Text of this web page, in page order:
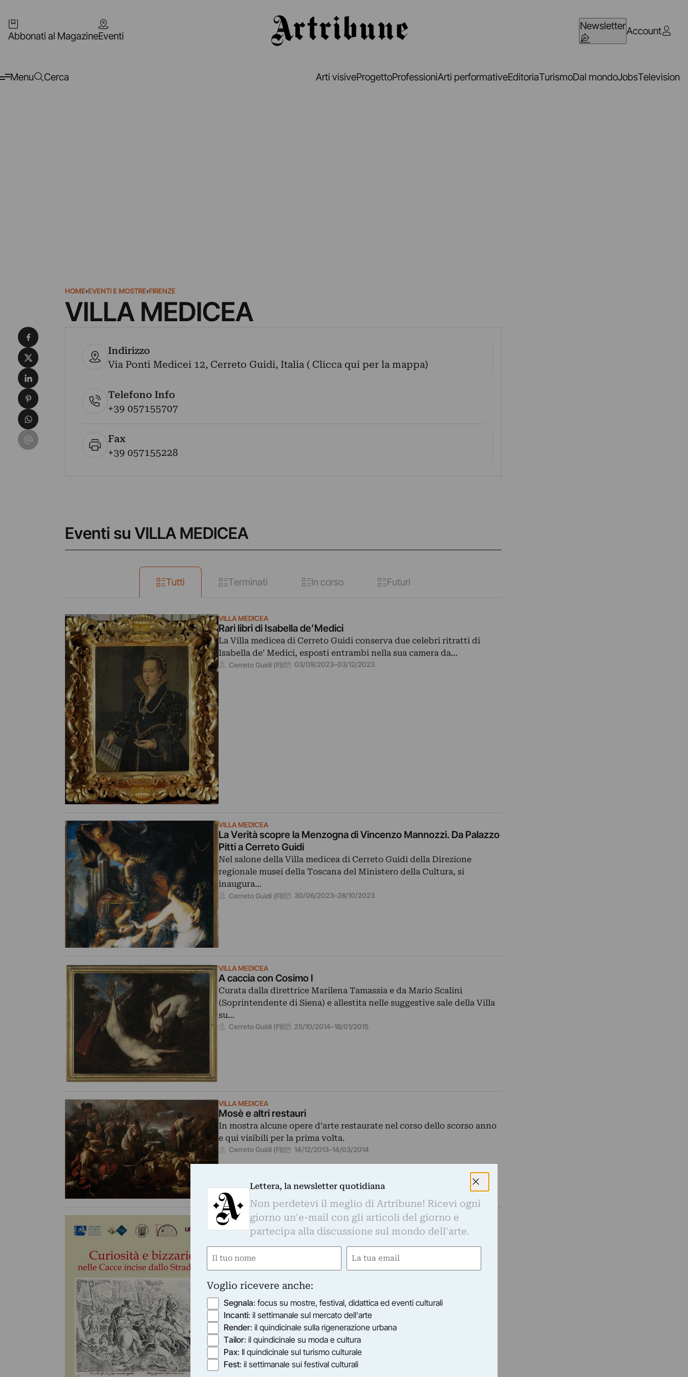
Abbonati al MagazineEventi
NewsletterAccount
Menu Cerca Arti visiveProgettoProfessioniArti performativeEditoriaTurismoDal mondoJobsTelevision
HOME›EVENTI E MOSTRE›FIRENZE
VILLA MEDICEA
Indirizzo
Via Ponti Medicei 12, Cerreto Guidi, Italia ( Clicca qui per la mappa)
Telefono Info
+39 057155707
Fax
+39 057155228
Eventi su VILLA MEDICEA
Tutti Terminati In corso Futuri
VILLA MEDICEA
Rari libri di Isabella de’Medici
La Villa medicea di Cerreto Guidi conserva due celebri ritratti di
Isabella de’ Medici, esposti entrambi nella sua camera da…
Cerreto Guidi (FI) 03/09/2023–03/12/2023
VILLA MEDICEA
La Verità scopre la Menzogna di Vincenzo Mannozzi. Da Palazzo
Pitti a Cerreto Guidi
Nel salone della Villa medicea di Cerreto Guidi della Direzione
regionale musei della Toscana del Ministero della Cultura, si
inaugura…
Cerreto Guidi (FI) 30/06/2023–28/10/2023
VILLA MEDICEA
A caccia con Cosimo I
Curata dalla direttrice Marilena Tamassia e da Mario Scalini
(Soprintendente di Siena) e allestita nelle suggestive sale della Villa
su…
Cerreto Guidi (FI) 25/10/2014–18/01/2015
VILLA MEDICEA
Mosè e altri restauri
In mostra alcune opere d’arte restaurate nel corso dello scorso anno
e qui visibili per la prima volta.
Cerreto Guidi (FI) 14/12/2013–14/03/2014
VILLA MEDICEA
Curiosità e bizzarrie nelle Cacce incise dallo Stradano
Giorgio Vasari secondo i desideri di Cosimo I…
Condividi su Facebook
Condividi su X
Condividi su LinkedIn
Condividi su Pinterest
Condividi su WhatsApp
Condividi su Email
Lettera, la newsletter quotidiana
Non perdetevi il meglio di Artribune! Ricevi ogni
giorno un'e-mail con gli articoli del giorno e
partecipa alla discussione sul mondo dell'arte.
Nome
Email
Voglio ricevere anche:
Segnala: focus su mostre, festival, didattica ed eventi culturali
Incanti: il settimanale sul mercato dell'arte
Render: il quindicinale sulla rigenerazione urbana
Tailor: il quindicinale su moda e cultura
Pax: Il quindicinale sul turismo culturale
Fest: il settimanale sui festival culturali